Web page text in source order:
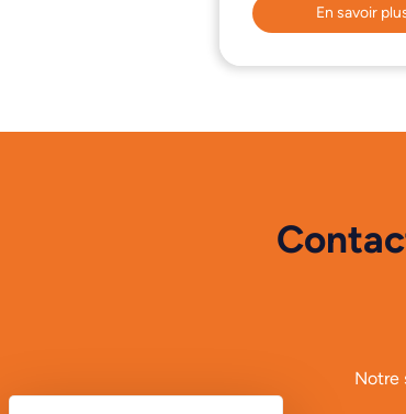
En savoir
Notre